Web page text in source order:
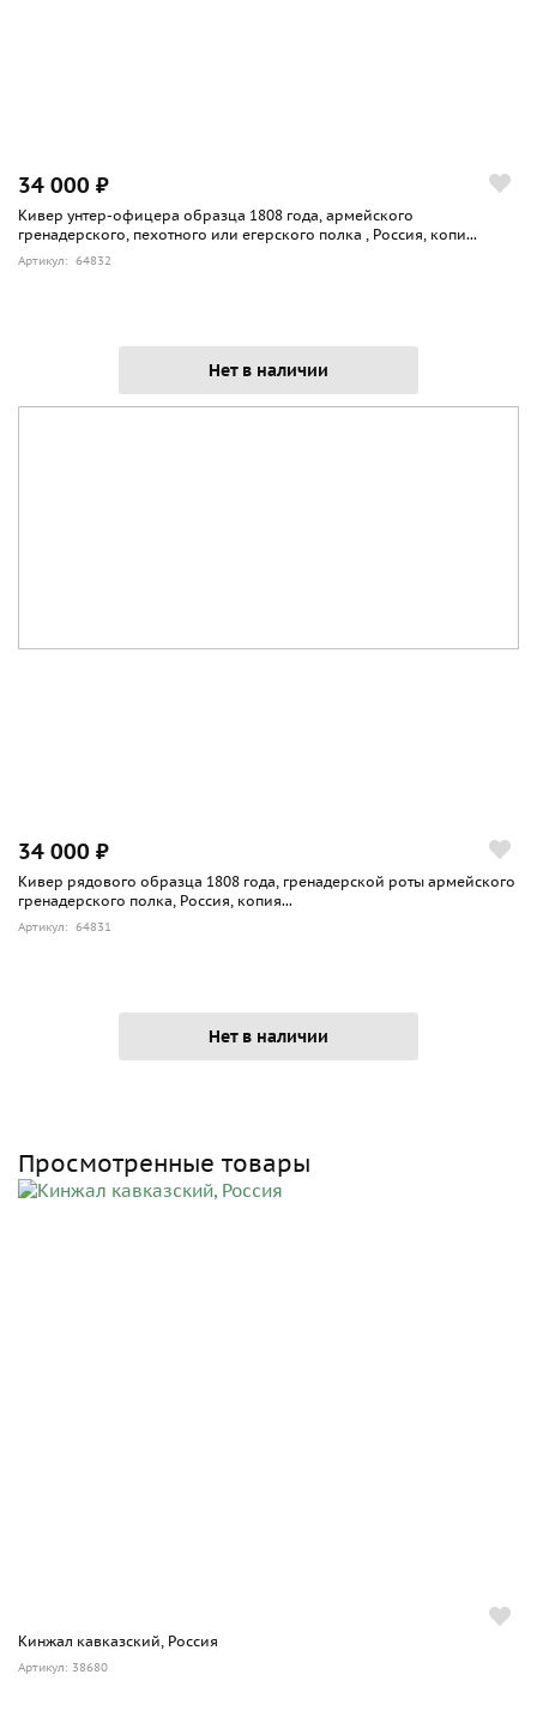
34 000 ₽
Кивер унтер-офицера образца 1808 года, армейского
гренадерского, пехотного или егерского полка , Россия, копи...
Артикул: 64832
Нет в наличии
34 000 ₽
Кивер рядового образца 1808 года, гренадерской роты армейского
гренадерского полка, Россия, копия...
Артикул: 64831
Нет в наличии
Просмотренные товары
Кинжал кавказский, Россия
Артикул: 38680